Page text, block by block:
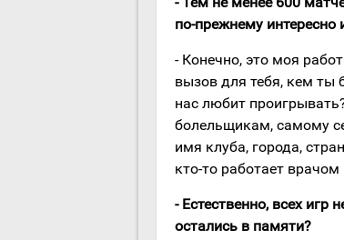
по-прежнему интересно
- Конечно, это моя
вызов для тебя, кем ты
нас любит
болельщикам, самому
имя клуба, города,
кто-то работает
- Естественно, всех игр
остались в памяти?